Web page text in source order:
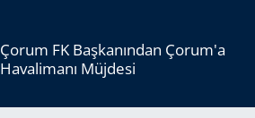
Çorum FK Başkanından Çorum'a
Havalimanı Müjdesi